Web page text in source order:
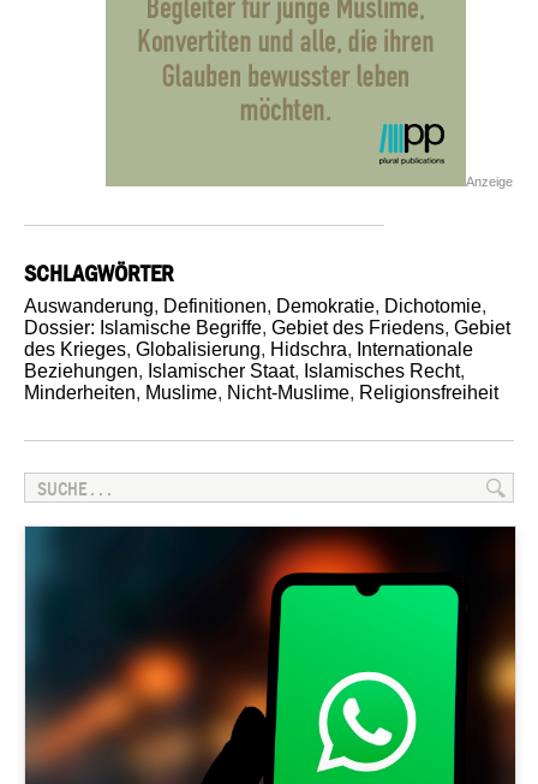
Anzeige
SCHLAGWÖRTER
Auswanderung, Definitionen, Demokratie, Dichotomie,
Dossier: Islamische Begriffe, Gebiet des Friedens, Gebiet
des Krieges, Globalisierung, Hidschra, Internationale
Beziehungen, Islamischer Staat, Islamisches Recht,
Minderheiten, Muslime, Nicht-Muslime, Religionsfreiheit